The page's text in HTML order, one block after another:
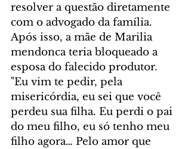
resolver a questão diretamente
com o advogado da família.
Após isso, a mãe de Marilia
mendonca teria bloqueado a
esposa do falecido produtor.
"Eu vim te pedir, pela
misericórdia, eu sei que você
perdeu sua filha. Eu perdi o pai
do meu filho, eu só tenho meu
filho agora… Pelo amor que